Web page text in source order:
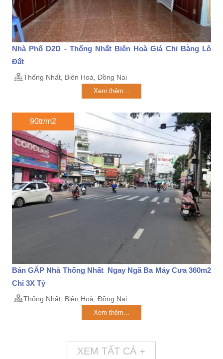
Nhà Phố D2D - Thống Nhất Biên Hoà Giá Chỉ Bằng Lô
Đất
Thống Nhất, Biên Hoà, Đồng Nai
Xem thêm...
90tr/m2
Bán GẤP Nhà Thống Nhất Ngay Ngã Ba Máy Cưa 360m2
Chỉ 3X Tỷ
Thống Nhất, Biên Hoà, Đồng Nai
Xem thêm...
XEM TẤT CẢ +